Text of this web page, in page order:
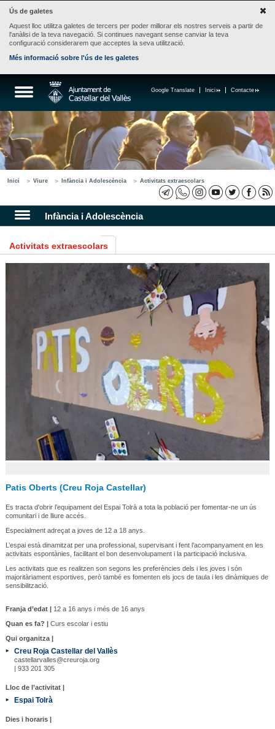
Ús de galetes
Aquest lloc utilitza galetes de tercers per poder millorar els nostres serveis a partir de
l'anàlisi de la teva navegació. Si continues navegant sense canviar la teva
configuració considerarem que acceptes la seva utilització.
Més informació sobre l'ús de les galetes
Contacte
Inici
Google Translate
Inici Viure Infància i Adolescència Activitats extraescolars
Infància i Adolescència
Activitats extraescolars
Patis Oberts (Creu Roja Castellar)
Es tracta d'obrir l’equipament del Espai Tolrà a tota la població per fomentar-ne un ús
comunitari i de lliure accés.
Especialment adreçat a joves de 12 a 18 anys.
L’espai està dinamitzat per una professional, supervisant i fent l’acompanyament en les
activitats espontànies, facilitant el bon desenvolupament i la participació inclusiva.
Les activitats que es realitzen son segons les preferències dels i les joves i són
majoritàriament esportives, però també es fomenten els jocs de taula i les dinàmiques de
sensibilització.
Franja d’edat |12 a 16 anys i més de 16 anys
Quan es fa? |Curs escolar i estiu
Qui organitza |
Creu Roja Castellar del Vallès
castellarvalles@creuroja.org
| 933 201 305
Lloc de l’activitat |
Espai Tolrà
Dies i horaris |